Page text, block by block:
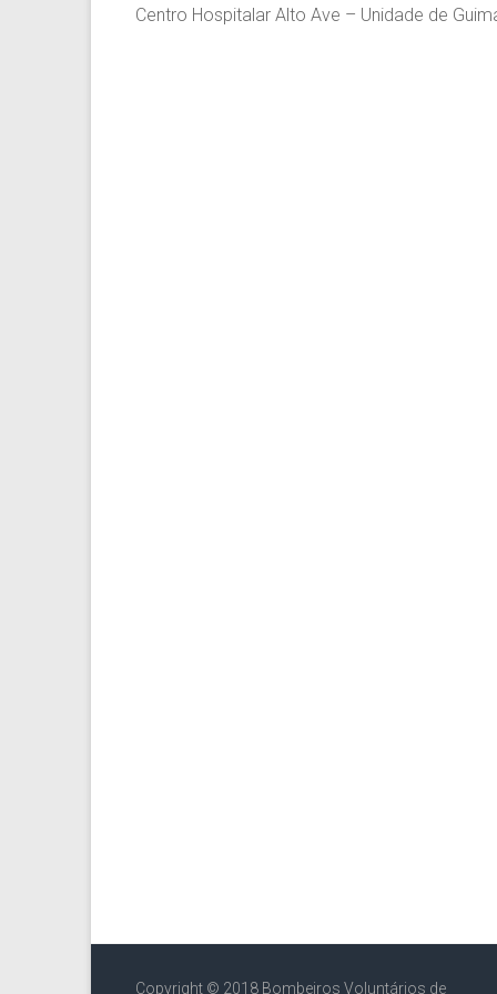
Centro Hospitalar Alto Ave – Unidade de
Copyright © 2018 Bombeiros Voluntários de